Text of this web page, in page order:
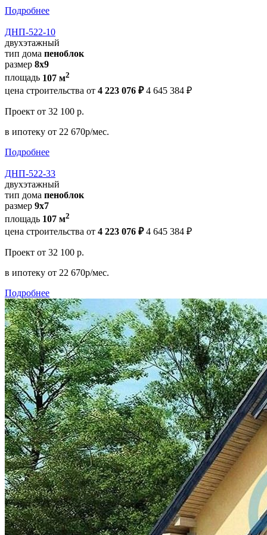
Подробнее
ДНП-522-10
двухэтажный
тип дома пеноблок
размер 8х9
площадь 107 м2
цена строительства от 4 223 076 ₽ 4 645 384 ₽
Проект от 32 100 р.
в ипотеку от 22 670р/мес.
Подробнее
ДНП-522-33
двухэтажный
тип дома пеноблок
размер 9х7
площадь 107 м2
цена строительства от 4 223 076 ₽ 4 645 384 ₽
Проект от 32 100 р.
в ипотеку от 22 670р/мес.
Подробнее